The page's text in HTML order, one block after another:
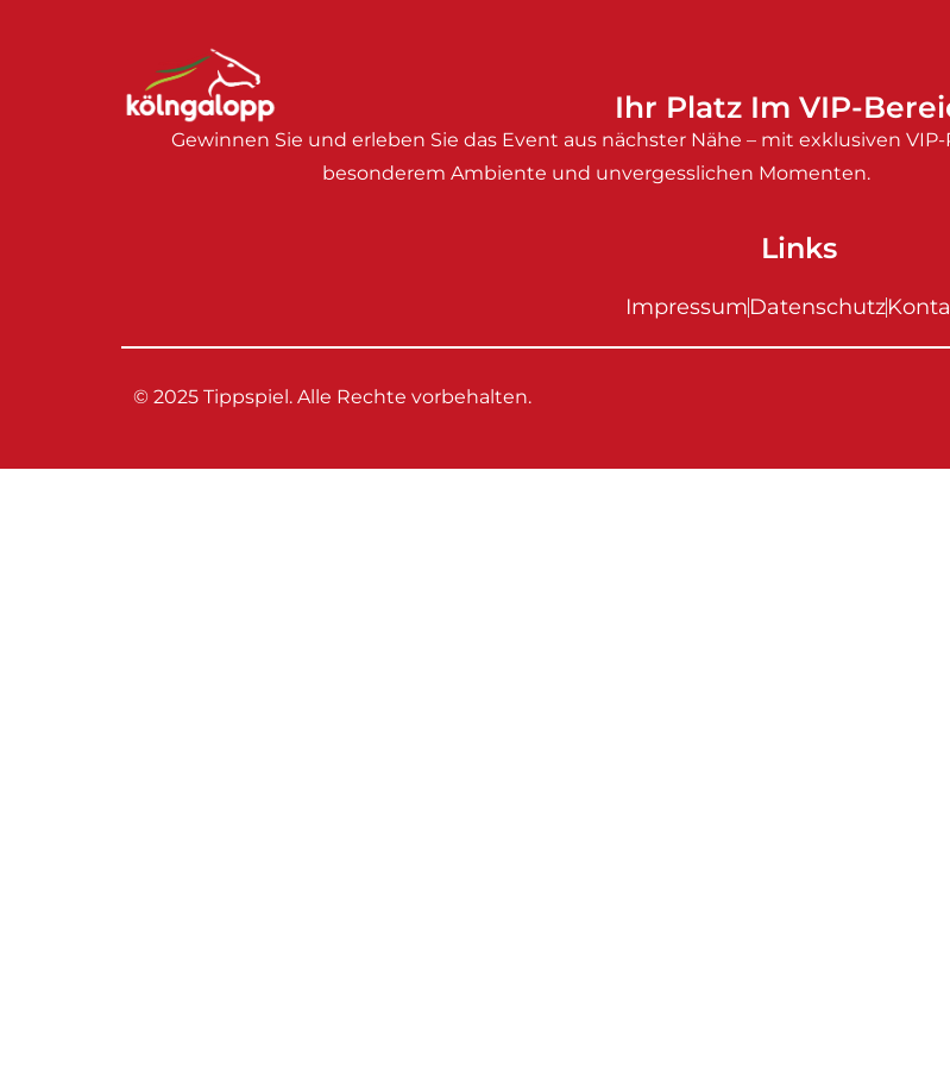
Ihr Platz Im VIP-
Gewinnen Sie und erleben Sie das Event aus nächster Nähe – mit exklusiven VIP-
besonderem Ambiente und unvergesslichen Momenten.
Links
ImpressumDatenschutz
© 2025 Tippspiel. Alle Rechte vorbehalten.